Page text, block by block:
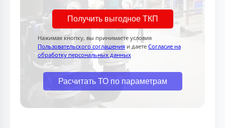
Получить выгодное ТКП
Нажимая кнопку, вы принимаете условия
Пользовательского соглашения и даете Согласие на
обработку персональных данных
Расчитать ТО по параметрам